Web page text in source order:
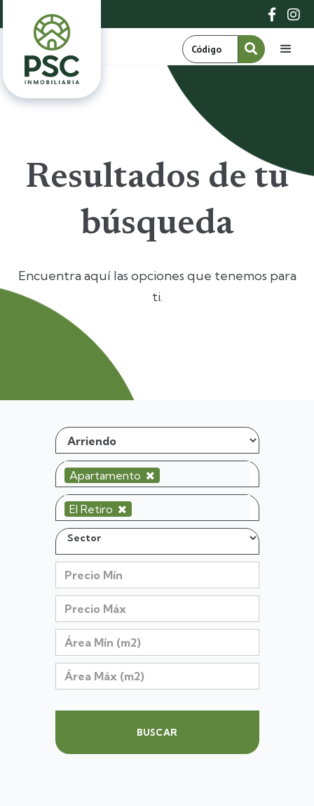
 
Resultados de tu
búsqueda
Encuentra aquí las opciones que tenemos para
ti.
Apartamento
El Retiro
BUSCAR